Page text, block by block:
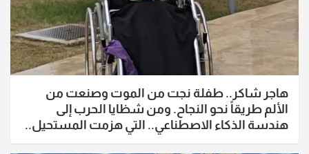
هاجر شاكر.. طفلة نجت من الموت وصنعت من
الألم طريقاً نحو النجاح. ومن شظايا الحرب إلى
هندسة الذكاء الاصطناعي.. التي هزمت المستحيل..